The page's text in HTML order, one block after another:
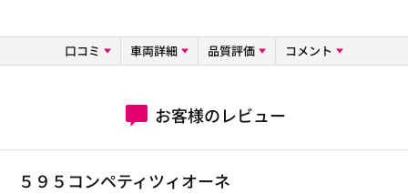
口コミ 車両詳細 品質評価 コメント
お客様のレビュー
５９５コンペティツィオーネ